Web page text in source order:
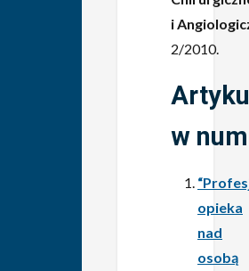
i
2/2010.
w
opieka
nad
osobą